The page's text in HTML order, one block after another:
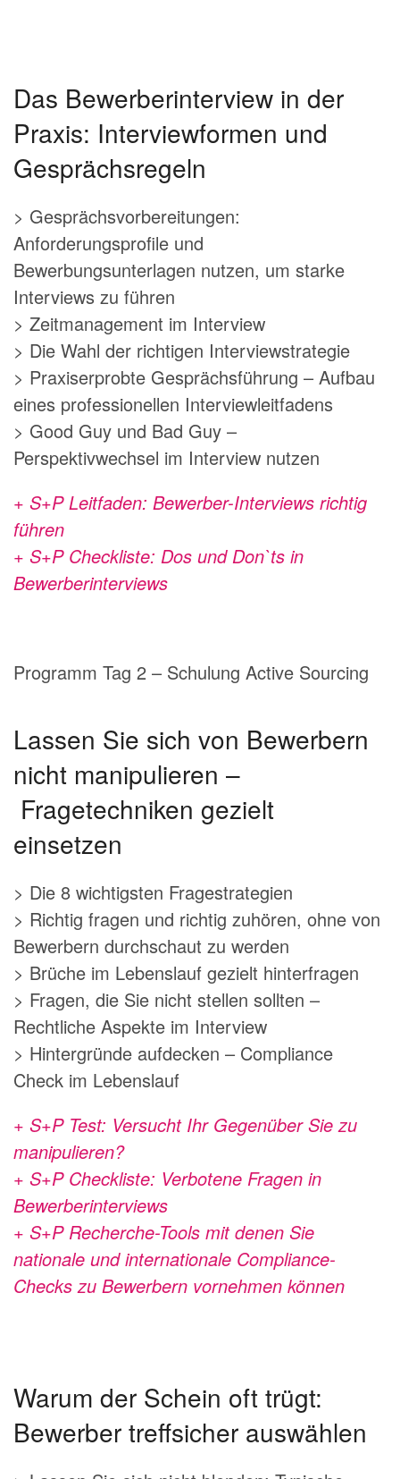
Das Bewerberinterview in der
Praxis: Interviewformen und
Gesprächsregeln
> Gesprächsvorbereitungen:
Anforderungsprofile und
Bewerbungsunterlagen nutzen, um starke
Interviews zu führen
> Zeitmanagement im Interview
> Die Wahl der richtigen Interviewstrategie
> Praxiserprobte Gesprächsführung – Aufbau
eines professionellen Interviewleitfadens
> Good Guy und Bad Guy –
Perspektivwechsel im Interview nutzen
+ S+P Leitfaden: Bewerber-Interviews richtig
führen
+ S+P Checkliste: Dos und Don`ts in
Bewerberinterviews
Programm Tag 2 – Schulung Active Sourcing
Lassen Sie sich von Bewerbern
nicht manipulieren –
Fragetechniken gezielt
einsetzen
> Die 8 wichtigsten Fragestrategien
> Richtig fragen und richtig zuhören, ohne von
Bewerbern durchschaut zu werden
> Brüche im Lebenslauf gezielt hinterfragen
> Fragen, die Sie nicht stellen sollten –
Rechtliche Aspekte im Interview
> Hintergründe aufdecken – Compliance
Check im Lebenslauf
+ S+P Test: Versucht Ihr Gegenüber Sie zu
manipulieren?
+ S+P Checkliste: Verbotene Fragen in
Bewerberinterviews
+ S+P Recherche-Tools mit denen Sie
nationale und internationale Compliance-
Checks zu Bewerbern vornehmen können
Warum der Schein oft trügt:
Bewerber treffsicher auswählen